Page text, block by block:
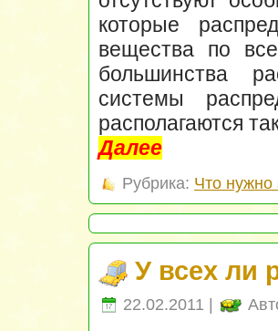
которые
вещества по
большинства
системы
располагаются
Далее
Рубрика: Что нужно
У всех ли
22.02.2011 |